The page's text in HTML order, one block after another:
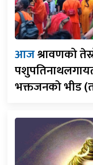
आजश्रावणको
भक्तजनको भीड